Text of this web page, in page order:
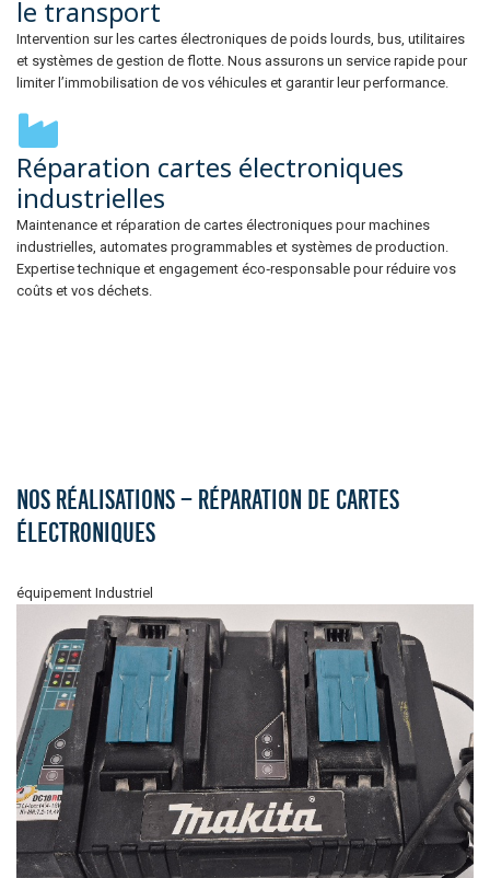
le
transport
le transport
Intervention sur les cartes électroniques de poids lourds, bus, utilitaires
et systèmes de gestion de flotte. Nous assurons un service rapide pour
limiter l’immobilisation de vos véhicules et garantir leur performance.
électroniques
industrielles
Réparation cartes électroniques
industrielles
Maintenance et réparation de cartes électroniques pour machines
industrielles, automates programmables et systèmes de production.
Expertise technique et engagement éco‑responsable pour réduire vos
coûts et vos déchets.
Nos réalisations – Réparation de cartes
électroniques
équipement Industriel